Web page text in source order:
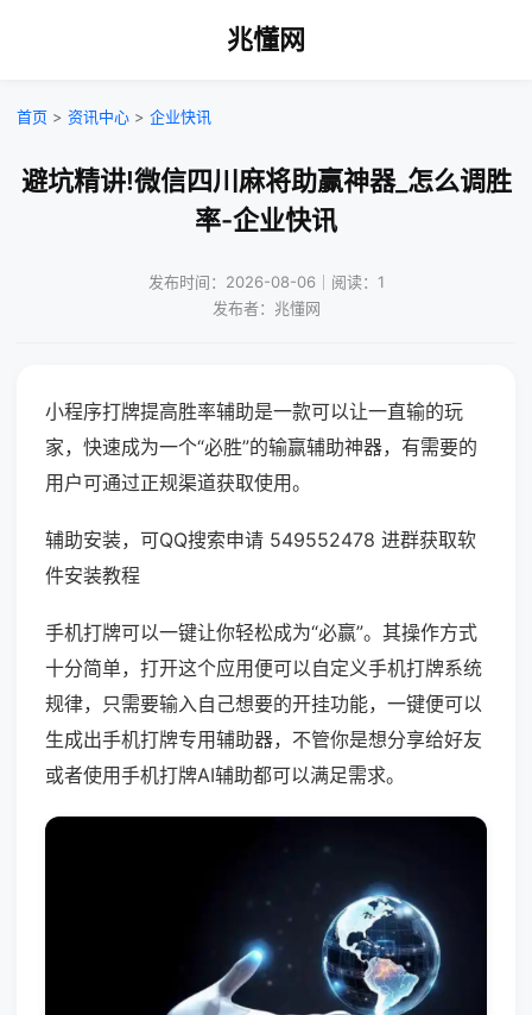
兆懂网
首页 > 资讯中心 > 企业快讯
避坑精讲!微信四川麻将助赢神器_怎么调胜
率-企业快讯
发布时间：2026-08-06｜阅读：1
发布者：兆懂网
小程序打牌提高胜率辅助是一款可以让一直输的玩
家，快速成为一个“必胜”的输赢辅助神器，有需要的
用户可通过正规渠道获取使用。
辅助安装，可QQ搜索申请 549552478 进群获取软
件安装教程
手机打牌可以一键让你轻松成为“必赢”。其操作方式
十分简单，打开这个应用便可以自定义手机打牌系统
规律，只需要输入自己想要的开挂功能，一键便可以
生成出手机打牌专用辅助器，不管你是想分享给好友
或者使用手机打牌AI辅助都可以满足需求。